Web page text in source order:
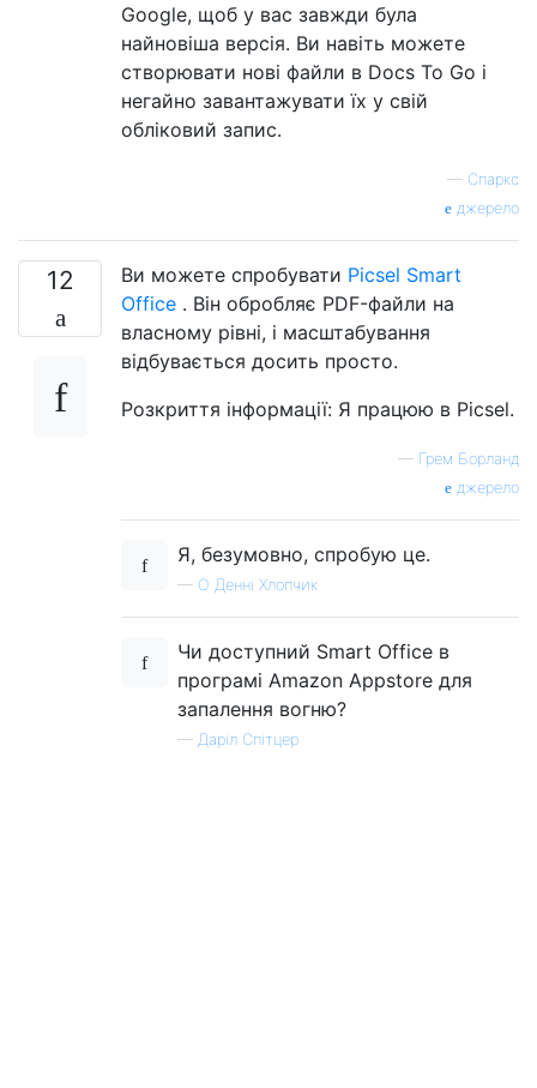
Google, щоб у вас завжди була
найновіша версія. Ви навіть можете
створювати нові файли в Docs To Go і
негайно завантажувати їх у свій
обліковий запис.
— Спаркс
джерело
12 Ви можете спробувати Picsel Smart
Office . Він обробляє PDF-файли на
власному рівні, і масштабування
відбувається досить просто.
Розкриття інформації: Я працюю в Picsel.
— Грем Борланд
джерело
Я, безумовно, спробую це.
— О Денні Хлопчик
Чи доступний Smart Office в
програмі Amazon Appstore для
запалення вогню?
— Даріл Спітцер